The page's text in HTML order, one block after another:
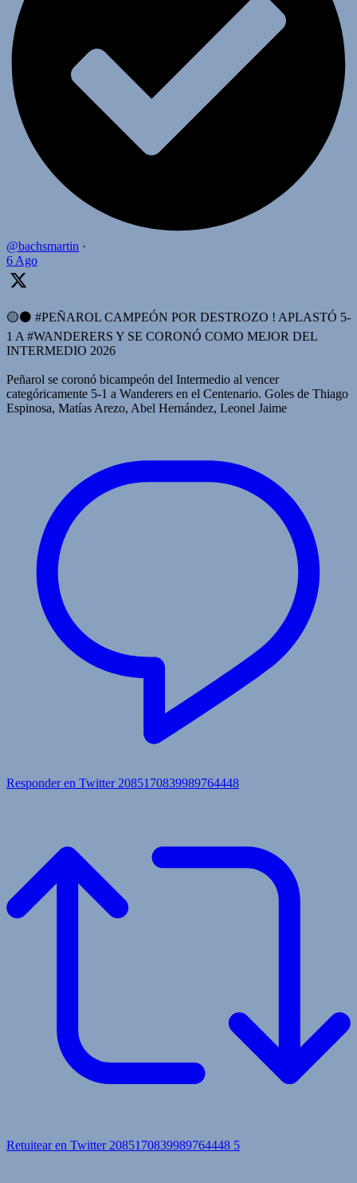
@bachsmartin ·
6 Ago
🟡⚫️ #PEÑAROL CAMPEÓN POR DESTROZO ! APLASTÓ 5-
1 A #WANDERERS Y SE CORONÓ COMO MEJOR DEL
INTERMEDIO 2026
Peñarol se coronó bicampeón del Intermedio al vencer
categóricamente 5-1 a Wanderers en el Centenario. Goles de Thiago
Espinosa, Matías Arezo, Abel Hernández, Leonel Jaime
Responder en Twitter 2085170839989764448
Retuitear en Twitter 2085170839989764448 5